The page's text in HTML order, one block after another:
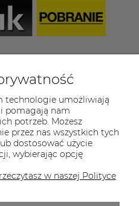
CARAMEL
od poniedziałku do
8:00 - 16:00
985-884
technologie umożliwiają
pomagają nam
potrzeb. Możesz
przez nas wszystkich tych
dostosować użycie
wybierając opcję
w naszej Polityce